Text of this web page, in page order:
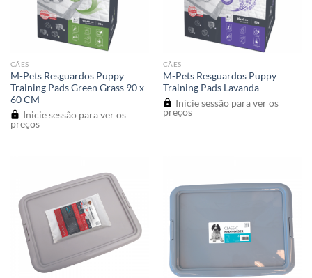
CÃES
M-Pets Resguardos Puppy
Training Pads Green Grass 90 x
60 CM
Inicie sessão para ver os
preços
CÃES
M-Pets Resguardos Puppy
Training Pads Lavanda
Inicie sessão para ver os
preços